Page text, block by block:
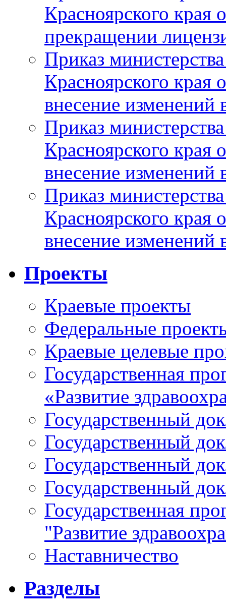
Красноярского
прекращении
Приказ
Красноярского
внесение изменений
Приказ
Красноярского
внесение изменений
Приказ
Красноярского
внесение изменений
Проекты
Краевые проекты
Федеральные
Краевые целевые
Государственная
«Развитие
Государственный
Государственный
Государственный
Государственный
Государственная
"Развитие
Наставничество
Разделы